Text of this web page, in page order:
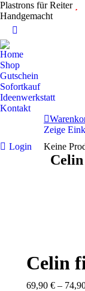
Plastrons für Reiter
Handgemacht
Instagram
opens
in
new
window
Home
Shop
Gutschein
Sofortkauf
Ideenwerkstatt
Kontakt
Login
Zeige
Keine
Celin
69,90 € –